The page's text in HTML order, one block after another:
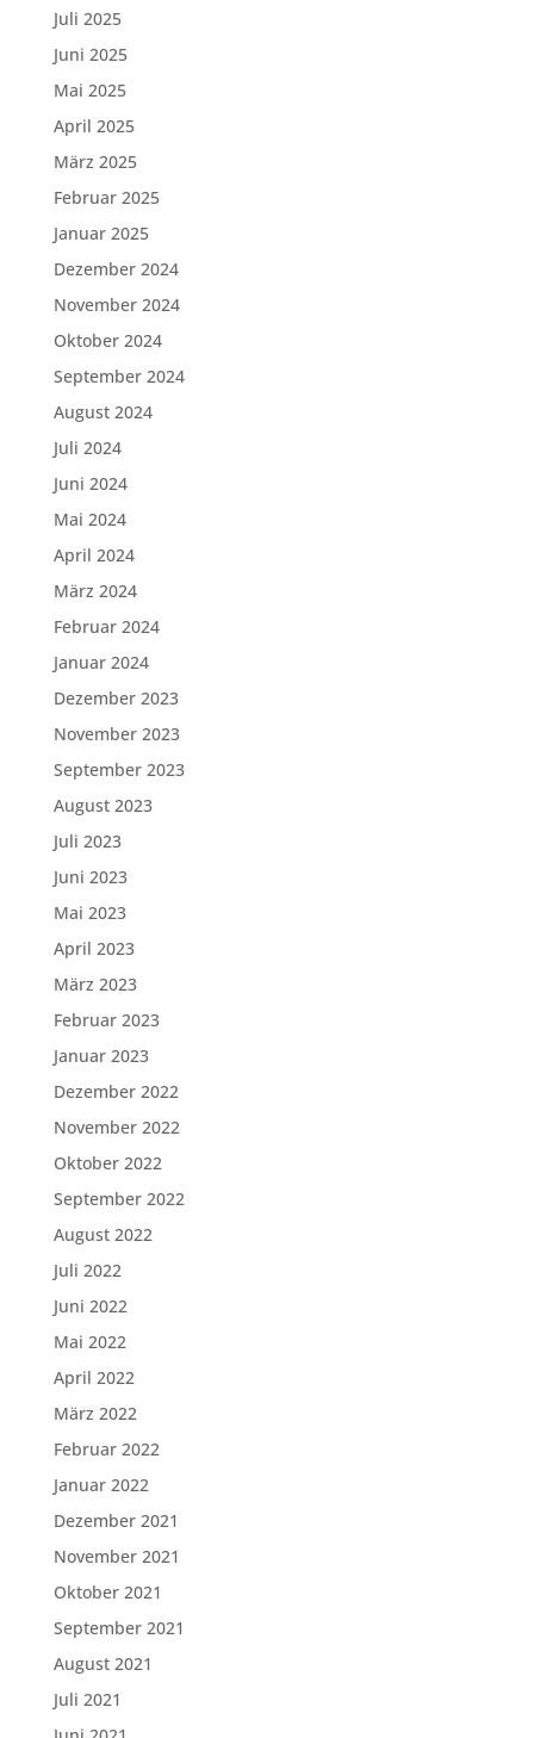
Juli 2025
Juni 2025
Mai 2025
April 2025
März 2025
Februar 2025
Januar 2025
Dezember 2024
November 2024
Oktober 2024
September 2024
August 2024
Juli 2024
Juni 2024
Mai 2024
April 2024
März 2024
Februar 2024
Januar 2024
Dezember 2023
November 2023
September 2023
August 2023
Juli 2023
Juni 2023
Mai 2023
April 2023
März 2023
Februar 2023
Januar 2023
Dezember 2022
November 2022
Oktober 2022
September 2022
August 2022
Juli 2022
Juni 2022
Mai 2022
April 2022
März 2022
Februar 2022
Januar 2022
Dezember 2021
November 2021
Oktober 2021
September 2021
August 2021
Juli 2021